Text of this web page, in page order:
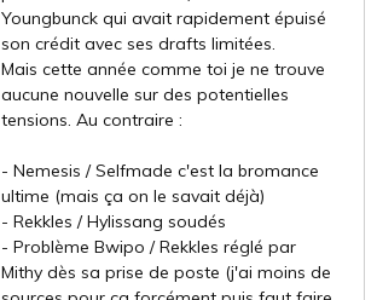
Youngbunck qui avait rapidement épuisé
son crédit avec ses drafts limitées.
Mais cette année comme toi je ne trouve
aucune nouvelle sur des potentielles
tensions. Au contraire :
- Nemesis / Selfmade c'est la bromance
ultime (mais ça on le savait déjà)
- Rekkles / Hylissang soudés
- Problème Bwipo / Rekkles réglé par
Mithy dès sa prise de poste (j'ai moins de